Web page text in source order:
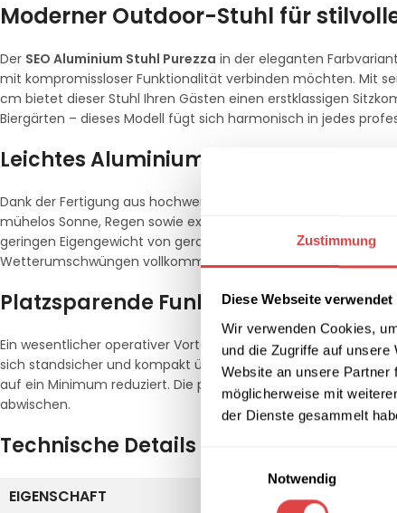
Zustimmung
Diese Webseite
Wir verwenden Cookies,
und die Zugriffe auf
Website an unsere Partner
möglicherweise mit
der Dienste gesammelt
Notwendig
Moderner Outdoor-Stuhl für
Der SEO Aluminium Stuhl Purezza in der eleganten
mit kompromissloser Funktionalität verbinden möchten. Mit
cm bietet dieser Stuhl Ihren Gästen einen erstklassigen
Biergärten – dieses Modell fügt sich harmonisch in jedes
Leichtes Aluminium für maximale
Dank der Fertigung aus hochwertigem
mühelos Sonne, Regen sowie extremen
geringen Eigengewicht von gerade einmal
3,78 kglässt sich
Wetterumschwüngen vollkommen mühelos und
Platzsparende Funktionalität und
Ein wesentlicher operativer Vorteil im täglichen
sich standsicher und kompakt übereinander lagern, was den
auf ein Minimum reduziert. Die pflegeleichte Oberfläche des
abwischen.
Technische Details im Überblick
EIGENSCHAFT SPEZIFIKATION